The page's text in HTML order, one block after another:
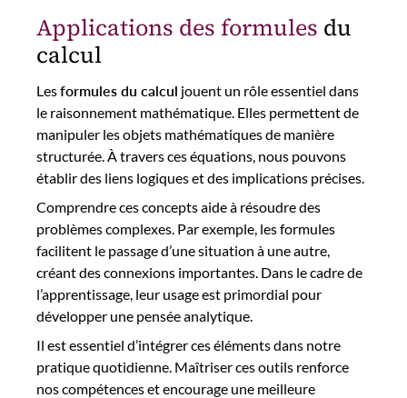
Applications des formules du
calcul
Lesformules du calcul jouent un rôle essentiel dans
le raisonnement mathématique. Elles permettent de
manipuler les objets mathématiques de manière
structurée. À travers ces équations, nous pouvons
établir des liens logiques et des implications précises.
Comprendre ces concepts aide à résoudre des
problèmes complexes. Par exemple, les formules
facilitent le passage d’une situation à une autre,
créant des connexions importantes. Dans le cadre de
l’apprentissage, leur usage est primordial pour
développer une pensée analytique.
Il est essentiel d’intégrer ces éléments dans notre
pratique quotidienne. Maîtriser ces outils renforce
nos compétences et encourage une meilleure